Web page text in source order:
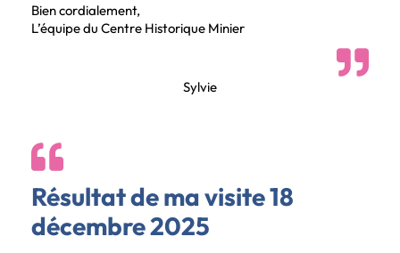
Bien cordialement,
L’équipe du Centre Historique Minier
Sylvie
Résultat de ma visite 18
décembre 2025